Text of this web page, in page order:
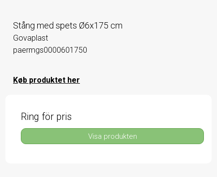
Stång med spets Ø6x175 cm
Govaplast
paermgs0000601750
Køb produktet her
Ring för pris
Visa produkten